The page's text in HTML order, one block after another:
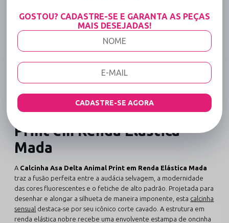
Tabela de medidas
Compartilhe:
DESCRIÇÃO COMPLETA
Calcinha Asa Delta Animal
Print em Renda Elástica
Mada
A Calcinha Asa Delta Animal Print em Renda Elástica Mada
traz a fusão perfeita entre a audácia selvagem, a modernidade
das cores fluorescentes e o fetiche de alto padrão. Projetada para
desenhar e alongar a silhueta de maneira imponente, esta calcinha
sensual destaca-se por seu icônico corte cavado. A estrutura em
renda elástica nobre recebe uma envolvente estampa de oncinha
GOSTOU? CADASTRE-SE E GARANTA AS PEÇAS
MAIS DESEJADAS!
CADASTRE-SE AGORA